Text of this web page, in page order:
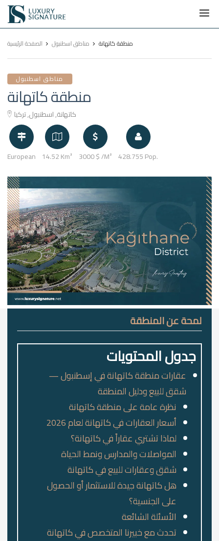
Luxury
Signature
الصفحة الرئيسية مناطق اسطنبول منطقة كاتهانة
مناطق اسطنبول
منطقة كاتهانة
كاتهانة, اسطنبول, تركيا
European 14.52 Km² 3000 $ /M² 428.755 Pop.
لمحة عن المنطقة
جدول المحتويات
عقارات منطقة كاتهانة في إسطنبول —
شقق للبيع ودليل المنطقة
نظرة عامة على منطقة كاتهانة
أسعار العقارات في كاتهانة لعام 2026
لماذا تشتري عقاراً في كاتهانة؟
المواصلات والمدارس ونمط الحياة
شقق وعقارات للبيع في كاتهانة
هل كاتهانة جيدة للاستثمار أو الحصول
على الجنسية؟
الأسئلة الشائعة
تحدث مع خبيرنا المتخصص في كاتهانة